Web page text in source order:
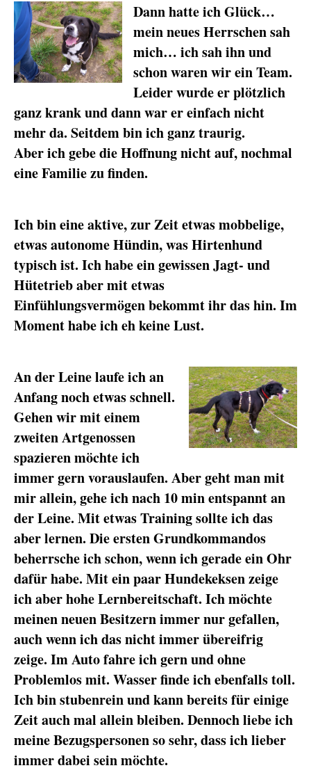
Dann hatte ich Glück…
mein neues Herrschen sah
mich… ich sah ihn und
schon waren wir ein Team.
Leider wurde er plötzlich
ganz krank und dann war er einfach nicht
mehr da. Seitdem bin ich ganz traurig.
Aber ich gebe die Hoffnung nicht auf, nochmal
eine Familie zu finden.
Ich bin eine aktive, zur Zeit etwas mobbelige,
etwas autonome Hündin, was Hirtenhund
typisch ist. Ich habe ein gewissen Jagt- und
Hütetrieb aber mit etwas
Einfühlungsvermögen bekommt ihr das hin. Im
Moment habe ich eh keine Lust.
An der Leine laufe ich an
Anfang noch etwas schnell.
Gehen wir mit einem
zweiten Artgenossen
spazieren möchte ich
immer gern vorauslaufen. Aber geht man mit
mir allein, gehe ich nach 10 min entspannt an
der Leine. Mit etwas Training sollte ich das
aber lernen. Die ersten Grundkommandos
beherrsche ich schon, wenn ich gerade ein Ohr
dafür habe. Mit ein paar Hundekeksen zeige
ich aber hohe Lernbereitschaft. Ich möchte
meinen neuen Besitzern immer nur gefallen,
auch wenn ich das nicht immer übereifrig
zeige. Im Auto fahre ich gern und ohne
Problemlos mit. Wasser finde ich ebenfalls toll.
Ich bin stubenrein und kann bereits für einige
Zeit auch mal allein bleiben. Dennoch liebe ich
meine Bezugspersonen so sehr, dass ich lieber
immer dabei sein möchte.